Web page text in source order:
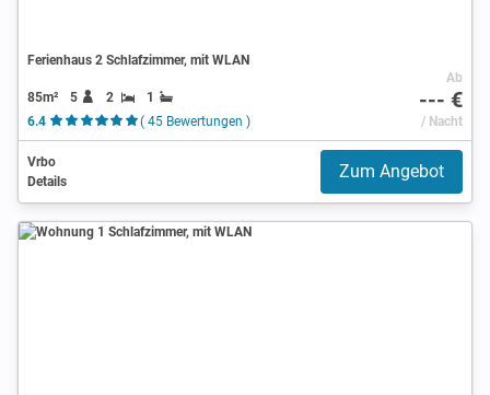
Ferienhaus 2 Schlafzimmer, mit WLAN
85m² 5 2
1
6.4
( 45 Bewertungen )
Ab
--- €
/ Nacht
Vrbo
Details
Zum Angebot